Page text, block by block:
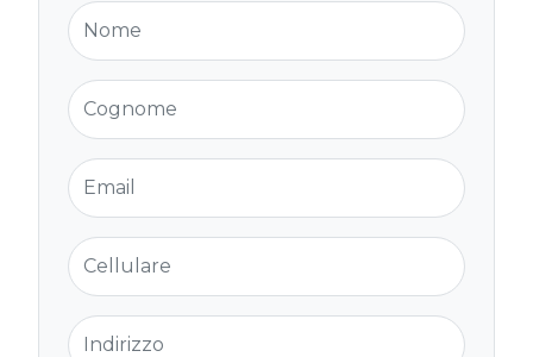
Nome
Cognome
Email
Cellulare
Indirizzo